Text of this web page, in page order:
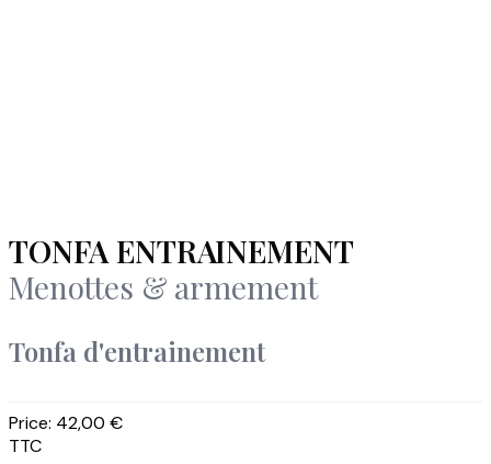
TONFA ENTRAINEMENT
Menottes & armement
Tonfa d'entrainement
Price: 42,00 €
TTC